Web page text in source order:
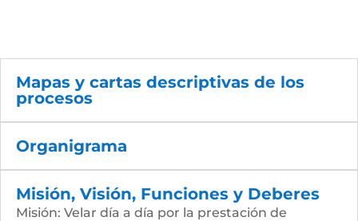
Mapas y cartas descriptivas de los
procesos
Organigrama
Misión, Visión, Funciones y Deberes
Misión: Velar día a día por la prestación de